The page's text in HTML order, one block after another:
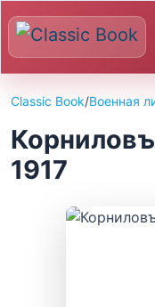
Classic Book/Военная
1917